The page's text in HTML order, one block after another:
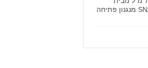
Contigo טכנולוגיית SNAPSEAL מנגנון פתיחה